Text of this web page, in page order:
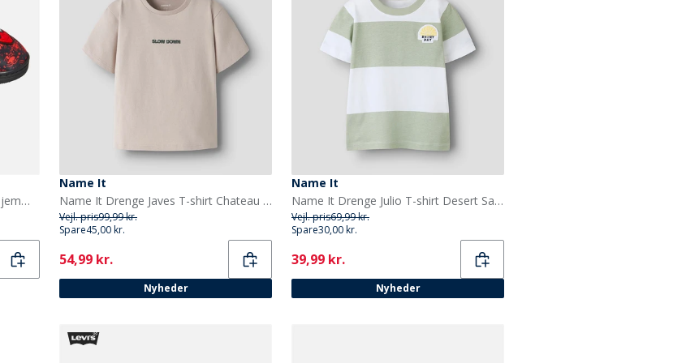
Spiderman Drenge RS Light Up Hjemmesko Sort/Rød
Name It
Name It Drenge Javes T-shirt Chateau Gray
Vejl. pris99,99 kr.
Spare45,00 kr.
Current
54,99 kr.
Nyheder
Name It
Name It Drenge Julio T-shirt Desert Sage
Vejl. pris69,99 kr.
Spare30,00 kr.
Current
39,99 kr.
Nyheder